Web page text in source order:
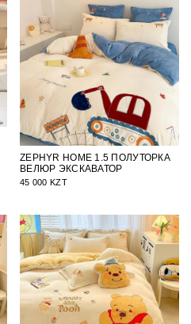
ZEPHYR HOME 1.5 ПОЛУТОРКА
ВЕЛЮР ЭКСКАВАТОР
45 000 KZT